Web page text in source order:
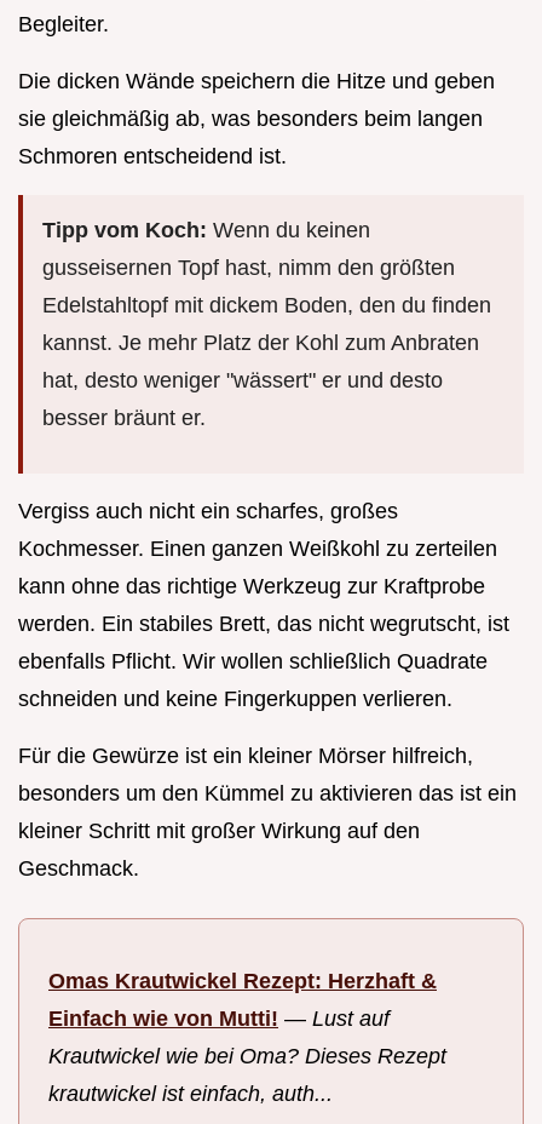
Begleiter.
Die dicken Wände speichern die Hitze und geben
sie gleichmäßig ab, was besonders beim langen
Schmoren entscheidend ist.
Tipp vom Koch: Wenn du keinen
gusseisernen Topf hast, nimm den größten
Edelstahltopf mit dickem Boden, den du finden
kannst. Je mehr Platz der Kohl zum Anbraten
hat, desto weniger "wässert" er und desto
besser bräunt er.
Vergiss auch nicht ein scharfes, großes
Kochmesser. Einen ganzen Weißkohl zu zerteilen
kann ohne das richtige Werkzeug zur Kraftprobe
werden. Ein stabiles Brett, das nicht wegrutscht, ist
ebenfalls Pflicht. Wir wollen schließlich Quadrate
schneiden und keine Fingerkuppen verlieren.
Für die Gewürze ist ein kleiner Mörser hilfreich,
besonders um den Kümmel zu aktivieren das ist ein
kleiner Schritt mit großer Wirkung auf den
Geschmack.
Omas Krautwickel Rezept: Herzhaft &
Einfach wie von Mutti! — Lust auf
Krautwickel wie bei Oma? Dieses Rezept
krautwickel ist einfach, auth...